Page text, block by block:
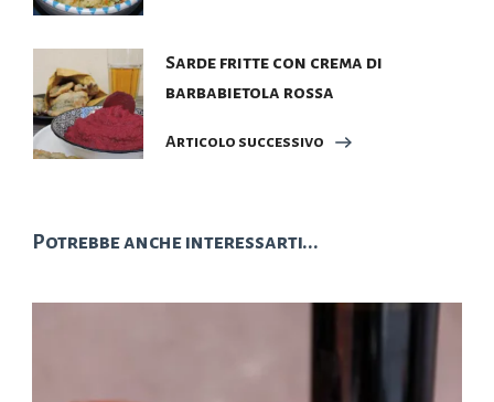
Sarde fritte con crema di
barbabietola rossa
Articolo successivo
Potrebbe anche interessarti...